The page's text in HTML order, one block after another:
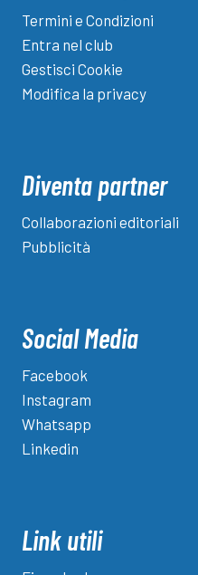
Termini e Condizioni
Entra nel club
Gestisci Cookie
Modifica la privacy
Diventa partner
Collaborazioni editoriali
Pubblicità
Social Media
Facebook
Instagram
Whatsapp
Linkedin
Link utili